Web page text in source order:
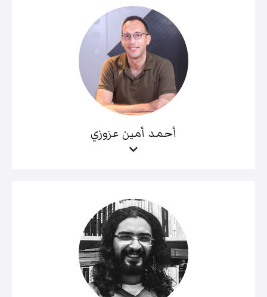
أحمد أمين عزوزي